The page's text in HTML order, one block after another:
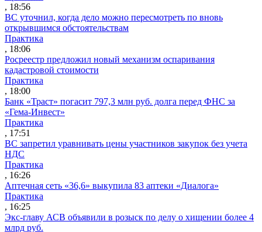
, 18:56
ВС уточнил, когда дело можно пересмотреть по вновь
открывшимся обстоятельствам
Практика
, 18:06
Росреестр предложил новый механизм оспаривания
кадастровой стоимости
Практика
, 18:00
Банк «Траст» погасит 797,3 млн руб. долга перед ФНС за
«Гема-Инвест»
Практика
, 17:51
ВС запретил уравнивать цены участников закупок без учета
НДС
Практика
, 16:26
Аптечная сеть «36,6» выкупила 83 аптеки «Диалога»
Практика
, 16:25
Экс-главу АСВ объявили в розыск по делу о хищении более 4
млрд руб.